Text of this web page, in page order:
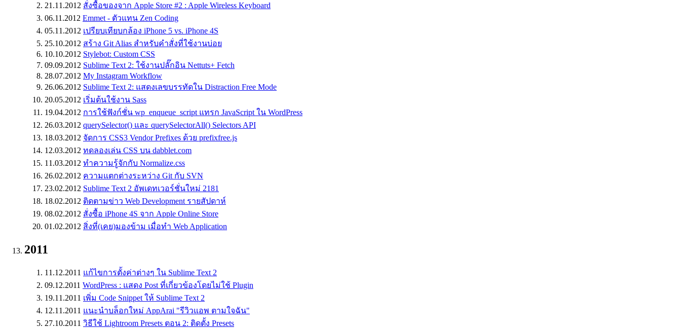
21.11.2012 สั่งซื้อของจาก Apple Store #2 : Apple Wireless Keyboard
06.11.2012 Emmet - ตัวแทน Zen Coding
05.11.2012 เปรียบเทียบกล้อง iPhone 5 vs. iPhone 4S
25.10.2012 สร้าง Git Alias สำหรับคำสั่งที่ใช้งานบ่อย
10.10.2012 Stylebot: Custom CSS
09.09.2012 Sublime Text 2: ใช้งานปลั๊กอิน Nettuts+ Fetch
28.07.2012 My Instagram Workflow
26.06.2012 Sublime Text 2: แสดงเลขบรรทัดใน Distraction Free Mode
20.05.2012 เริ่มต้นใช้งาน Sass
19.04.2012 การใช้ฟังก์ชั่น wp_enqueue_script แทรก JavaScript ใน WordPress
26.03.2012 querySelector() และ querySelectorAll() Selectors API
18.03.2012 จัดการ CSS3 Vendor Prefixes ด้วย prefixfree.js
12.03.2012 ทดลองเล่น CSS บน dabblet.com
11.03.2012 ทำความรู้จักกับ Normalize.css
26.02.2012 ความแตกต่างระหว่าง Git กับ SVN
23.02.2012 Sublime Text 2 อัพเดทเวอร์ชั่นใหม่ 2181
18.02.2012 ติดตามข่าว Web Development รายสัปดาห์
08.02.2012 สั่งซื้อ iPhone 4S จาก Apple Online Store
01.02.2012 สิ่งที่(เคย)มองข้าม เมื่อทำ Web Application
2011
11.12.2011 แก้ไขการตั้งค่าต่างๆ ใน Sublime Text 2
09.12.2011 WordPress : แสดง Post ที่เกี่ยวข้องโดยไม่ใช้ Plugin
19.11.2011 เพิ่ม Code Snippet ให้ Sublime Text 2
12.11.2011 แนะนำบล็อกใหม่ AppArai "รีวิวแอพ ตามใจฉัน"
27.10.2011 วิธีใช้ Lightroom Presets ตอน 2: ติดตั้ง Presets